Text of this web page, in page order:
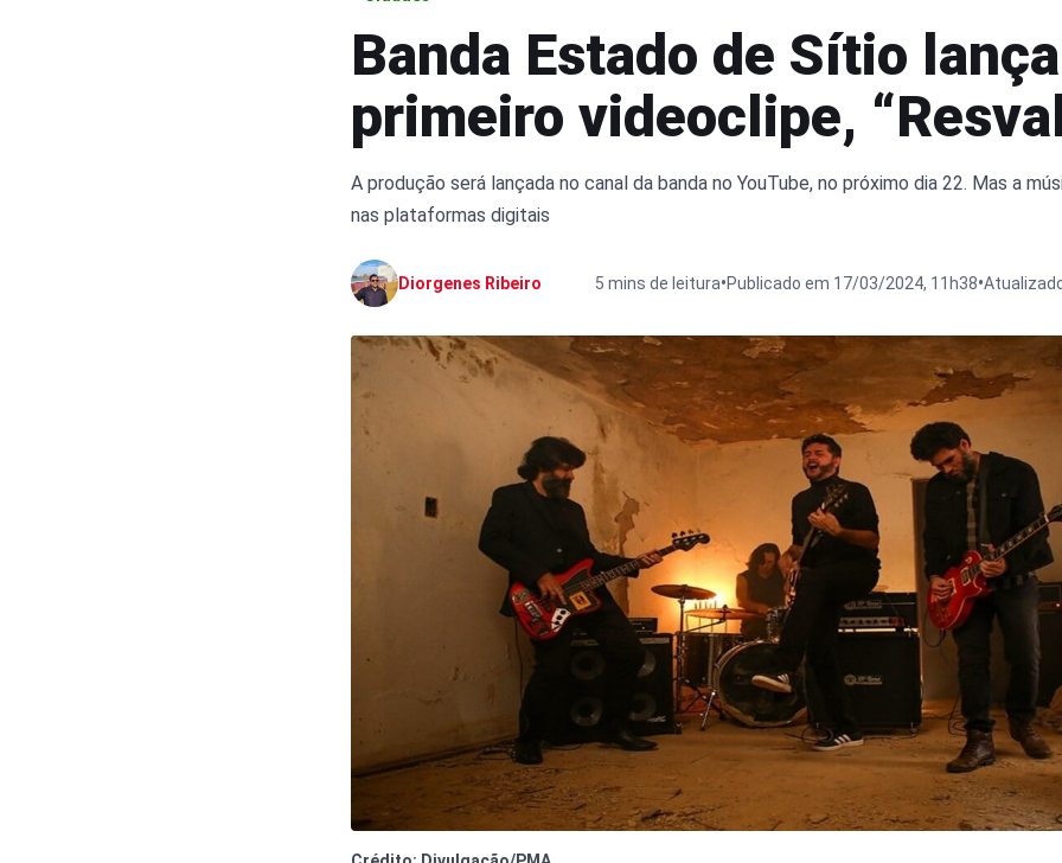
Banda Estado de Sítio
primeiro videoclipe,
A produção será lançada no canal da banda no YouTube, no próximo dia 22. Mas a
nas plataformas digitais
Diorgenes Ribeiro 5 mins de leitura•Publicado em 17/03/2024, 11h38•